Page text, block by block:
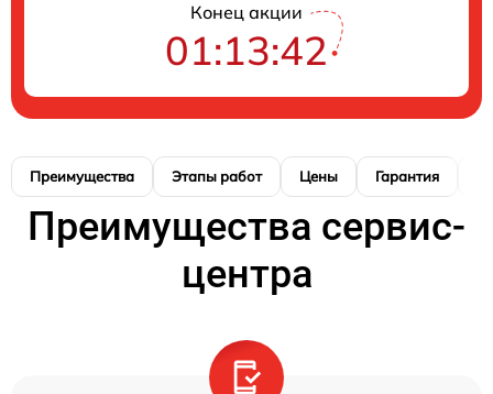
Конец акции
01:13:41
Преимущества Этапы работ Цены Гарантия
Преимущества сервис-
центра